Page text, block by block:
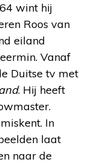
wint hij
Roos van
eiland
Vanaf
Duitse tv met
. Hij heeft
In
laat
naar de